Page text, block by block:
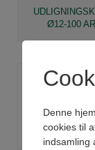
Ø12-100
Denne
cookies til
indsamling